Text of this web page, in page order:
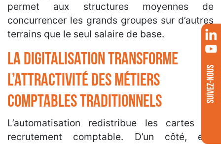
permet aux structures moyennes de
concurrencer les grands groupes sur d’autres
terrains que le seul salaire de base.
La digitalisation transforme
l’attractivité des métiers
comptables traditionnels
L’automatisation redistribue les cartes du
recrutement comptable. D’un côté, elle
SUIVEZ-NOUS